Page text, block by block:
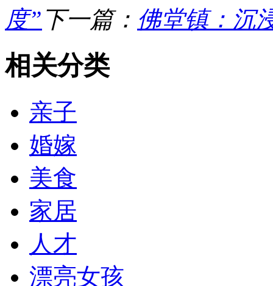
度” 下一篇： 佛堂镇：沉
相关分类
亲子
婚嫁
美食
家居
人才
漂亮女孩